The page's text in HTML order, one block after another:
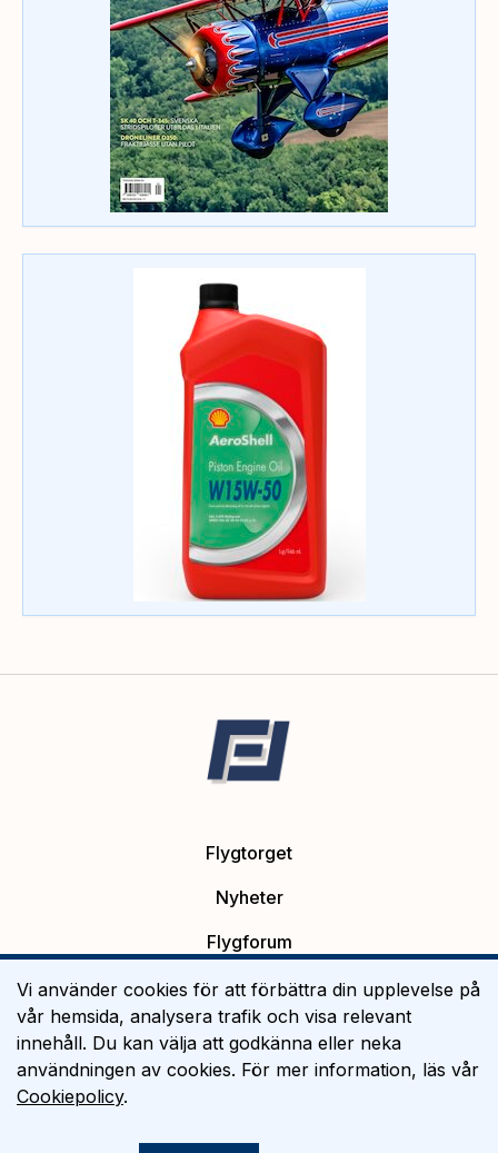
Flygtorget
Nyheter
Flygforum
Platsannonser
Flygutbildning
Om Flygtorget
Vi använder cookies för att förbättra din upplevelse på
vår hemsida, analysera trafik och visa relevant
innehåll. Du kan välja att godkänna eller neka
användningen av cookies. För mer information, läs vår
Cookiepolicy.